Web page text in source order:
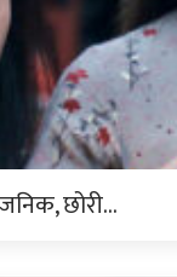
छोरी…